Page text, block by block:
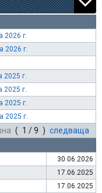
2026 г.
2026 г.
2025 г.
2025 г.
2025 г.
2025 г.
( 1 / 9 ) следваща
30.06.2026
17.06.2025
17.06.2025